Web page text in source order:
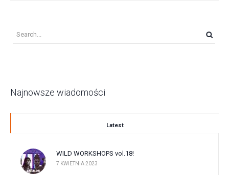
Najnowsze wiadomości
Latest
WILD WORKSHOPS vol.18!
7 KWIETNIA 2023